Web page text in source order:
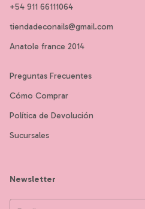
+54 911 66111064
tiendadeconails@gmail.com
Anatole france 2014
Preguntas Frecuentes
Cómo Comprar
Política de Devolución
Sucursales
Newsletter